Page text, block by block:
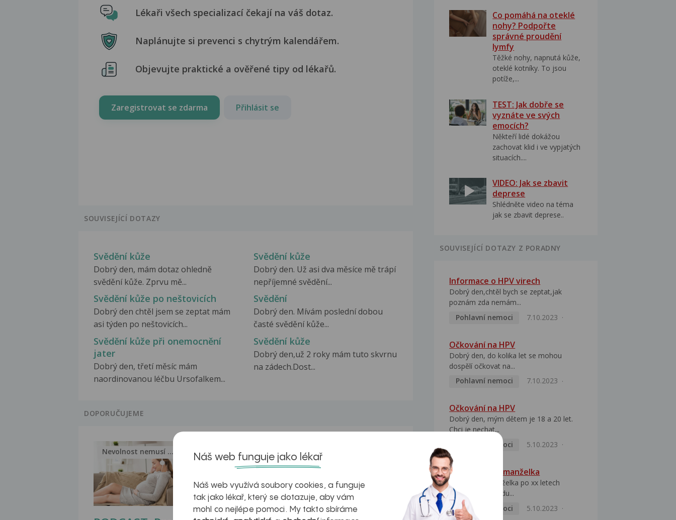
Lékaři všech specializací čekají na váš dotaz.
Naplánujte si prevenci s chytrým kalendářem.
Objevujte praktické a ověřené tipy od lékařů.
Zaregistrovat se zdarma Přihlásit se
SOUVISEJÍCÍ DOTAZY
Svědění kůže
Dobrý den, mám dotaz ohledně
svědění kůže. Zprvu mě...
Svědění kůže
Dobrý den. Už asi dva měsíce mě trápí
nepříjemné svědění...
Svědění kůže po neštovicích
Dobrý den chtěl jsem se zeptat mám
asi týden po neštovicích...
Svědění
Dobrý den. Mívám poslední dobou
časté svědění kůže...
Svědění kůže při onemocnění
jater
Dobrý den, třetí měsíc mám
naordinovanou léčbu Ursofalkem...
Svědění kůže
Dobrý den,už 2 roky mám tuto skvrnu
na zádech.Dost...
DOPORUČUJEME
Nevolnost nemusí být nutnou... Jak na zdravá játra?
Co pomáhá na oteklé
nohy? Podpořte
správné proudění
lymfy
Těžké nohy, napnutá kůže,
oteklé kotníky. To jsou
potíže,...
TEST: Jak dobře se
vyznáte ve svých
emocích?
Někteří lidé dokážou
zachovat klid i ve vypjatých
situacích....
VIDEO: Jak se zbavit
deprese
Shlédněte video na téma
jak se zbavit deprese..
SOUVISEJÍCÍ DOTAZY Z PORADNY
Informace o HPV virech
Dobrý den,chtěl bych se zeptat,jak
poznám zda nemám...
Pohlavní nemoci
7.10.2023
Očkování na HPV
Dobrý den, do kolika let se mohou
dospělí očkovat na...
Pohlavní nemoci
7.10.2023
Očkování na HPV
Dobrý den, mým dětem je 18 a 20 let.
Chci je nechat...
Pohlavní nemoci
5.10.2023
HPV pozitivní manželka
Dobrý den, manželka po xx letech
přivezla z Východu...
Pohlavní nemoci
5.10.2023
Náš web funguje jako lékař
Náš web využívá soubory cookies, a funguje
tak jako lékař, který se dotazuje, aby vám
mohl co nejlépe pomoci. My takto sbíráme